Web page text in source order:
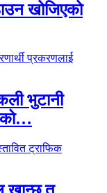
खोजिएको
भुटानी